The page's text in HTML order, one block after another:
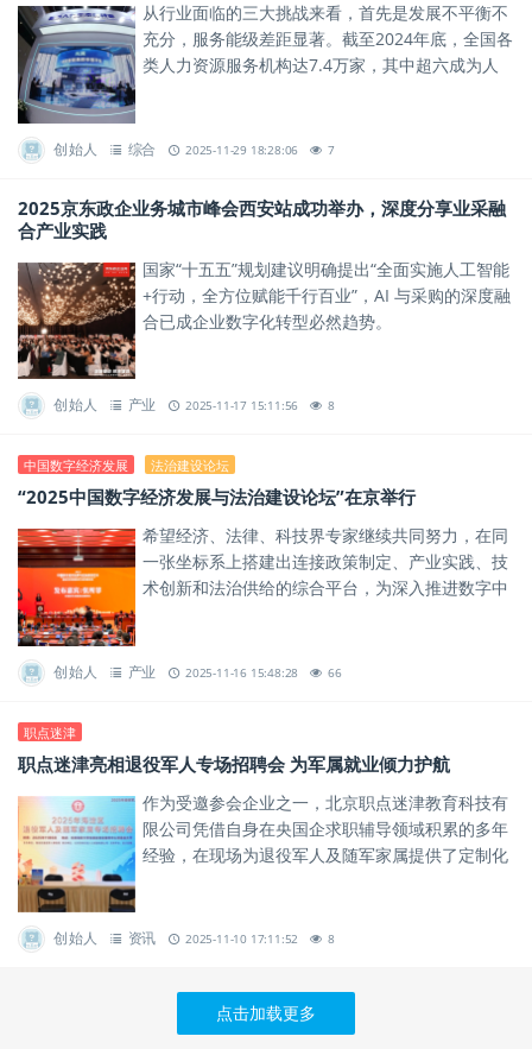
从行业面临的三大挑战来看，首先是发展不平衡不
充分，服务能级差距显著。截至2024年底，全国各
类人力资源服务机构达7.4万家，其中超六成为人
创始人 综合 2025-11-29 18:28:06 7
2025京东政企业务城市峰会西安站成功举办，深度分享业采融
合产业实践
国家“十五五”规划建议明确提出“全面实施人工智能
+行动，全方位赋能千行百业”，AI 与采购的深度融
合已成企业数字化转型必然趋势。
创始人 产业 2025-11-17 15:11:56 8
中国数字经济发展 法治建设论坛
“2025中国数字经济发展与法治建设论坛”在京举行
希望经济、法律、科技界专家继续共同努力，在同
一张坐标系上搭建出连接政策制定、产业实践、技
术创新和法治供给的综合平台，为深入推进数字中
创始人 产业 2025-11-16 15:48:28 66
职点迷津
职点迷津亮相退役军人专场招聘会 为军属就业倾力护航
作为受邀参会企业之一，北京职点迷津教育科技有
限公司凭借自身在央国企求职辅导领域积累的多年
经验，在现场为退役军人及随军家属提供了定制化
创始人 资讯 2025-11-10 17:11:52 8
点击加载更多